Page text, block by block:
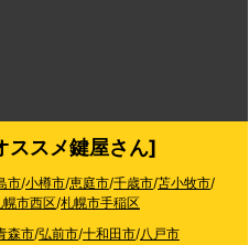
ススメ鍵屋さん]
市/小樽市/恵庭市/千歳市/苫小牧市/
幌市西区/札幌市手稲区
森市/弘前市/十和田市/八戸市